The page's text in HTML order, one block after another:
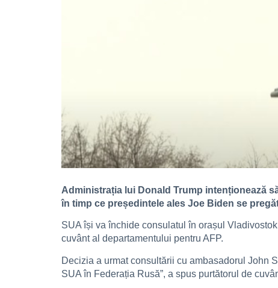
Administrația lui Donald Trump intenționează
în timp ce președintele ales Joe Biden se
SUA își va închide consulatul în orașul
cuvânt al departamentului pentru AFP.
Decizia a urmat consultării cu ambasadorul John
SUA în Federația Rusă”, a spus purtătorul de